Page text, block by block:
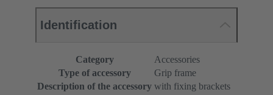
Identification
Category
Accessories
Type of accessory
Grip frame
Description of the accessory with fixing brackets